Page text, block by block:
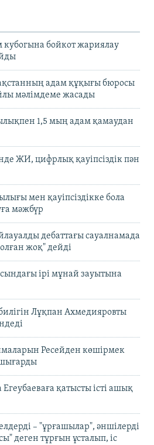
кубогына бойкот жариялау
адам құқығы бюросы
мәлімдеме жасады
1,5 мың адам қамаудан
ЖИ, цифрлық қауіпсіздік пән
мен қауіпсіздікке бола
мәжбүр
дебаттағы сауалнамада
жоқ" дейді
ірі мұнай зауытына
Лұқпан Ахмедияровты
Ресейден көшірмек
қатысты істі ашық
– "ұрғашылар", әншілерді
деген тұрғын ұсталып, іс